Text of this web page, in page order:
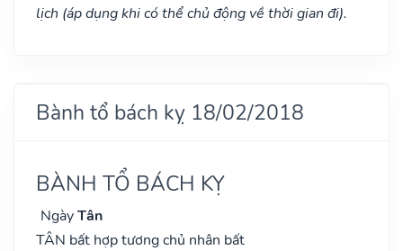
lịch (áp dụng khi có thể chủ động về thời gian đi).
Bành tổ bách kỵ 18/02/2018
BÀNH TỔ BÁCH KỴ
NgàyTân
TÂN bất hợp tương chủ nhân bất